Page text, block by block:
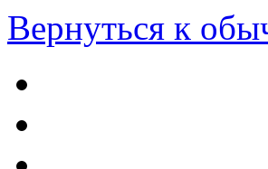
Вернуться к